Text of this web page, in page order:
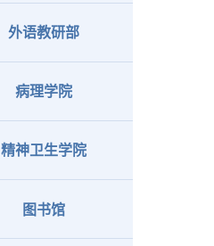
外语教研部
病理学院
精神卫生学院
图书馆